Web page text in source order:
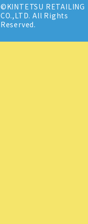
©KINTETSU RETAILING
CO.,LTD. All Rights
Reserved.